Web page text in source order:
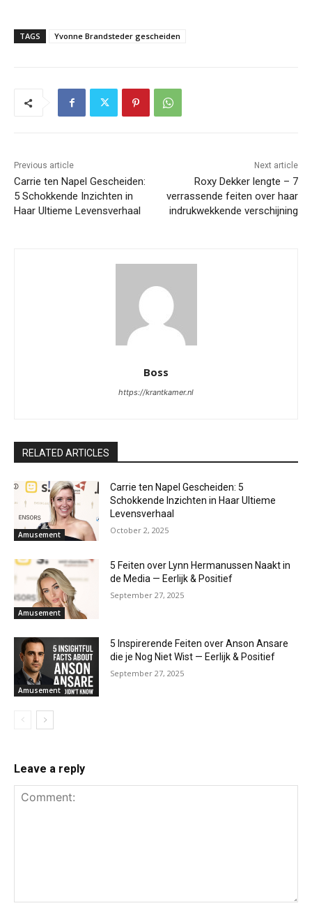
TAGS Yvonne Brandsteder gescheiden
Previous article
Carrie ten Napel Gescheiden:
5 Schokkende Inzichten in
Haar Ultieme Levensverhaal
Next article
Roxy Dekker lengte – 7
verrassende feiten over haar
indrukwekkende verschijning
Boss
https://krantkamer.nl
RELATED ARTICLES
Amusement
Carrie ten Napel Gescheiden: 5
Schokkende Inzichten in Haar Ultieme
Levensverhaal
October 2, 2025
Amusement
5 Feiten over Lynn Hermanussen Naakt in
de Media — Eerlijk & Positief
September 27, 2025
Amusement
5 Inspirerende Feiten over Anson Ansare
die je Nog Niet Wist — Eerlijk & Positief
September 27, 2025
Leave a reply